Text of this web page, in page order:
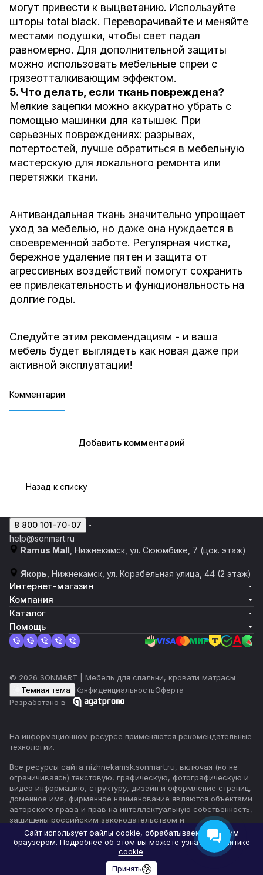
могут привести к выцветанию. Используйте
шторы total black. Переворачивайте и меняйте
местами подушки, чтобы свет падал
равномерно. Для дополнительной защиты
можно использовать мебельные спреи с
грязеотталкивающим эффектом.
5. Что делать, если ткань повреждена?
Мелкие зацепки можно аккуратно убрать с
помощью машинки для катышек. При
серьезных повреждениях: разрывах,
потертостей, лучше обратиться в мебельную
мастерскую для локального ремонта или
перетяжки ткани.
Антивандальная ткань значительно упрощает
уход за мебелью, но даже она нуждается в
своевременной заботе. Регулярная чистка,
бережное удаление пятен и защита от
агрессивных воздействий помогут сохранить
ее привлекательность и функциональность на
долгие годы.
Следуйте этим рекомендациям - и ваша
мебель будет выглядеть как новая даже при
активной эксплуатации!
Комментарии
Добавить комментарий
Назад к списку
8 800 101-70-07
help@sonmart.ru
Ramus Mall , Нижнекамск, ул. Сююмбике, 7 (цок. этаж)
Якорь , Нижнекамск, ул. Корабельная улица, 44 (2 этаж)
Интернет-магазин
Компания
Каталог
Помощь
© 2026 SONMART | Мебель для спальни, кровати матрасы
Темная тема
КонфиденциальностьОферта
Разработано в
На информационном ресурсе применяются рекомендательные
технологии.
Все ресурсы сайта nizhnekamsk.sonmart.ru, включая (но не
ограничиваясь) текстовую, графическую, фотографическую и
видео информацию, структуру, дизайн и оформление страниц,
доменное имя, фирменное наименование являются объектами
авторского права и прав на интеллектуальную собственность,
защищены российским законодательством и
международными соглашениями об охране авторских прав.
Читать далее
Сайт использует файлы cookie, обрабатываемые вашим
браузером. Подробнее об этом вы можете узнать вПолитике
cookie.
Принять